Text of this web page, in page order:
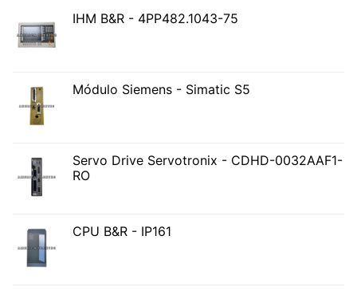
IHM B&R - 4PP482.1043-75
Módulo Siemens - Simatic S5
Servo Drive Servotronix - CDHD-0032AAF1-
RO
CPU B&R - IP161